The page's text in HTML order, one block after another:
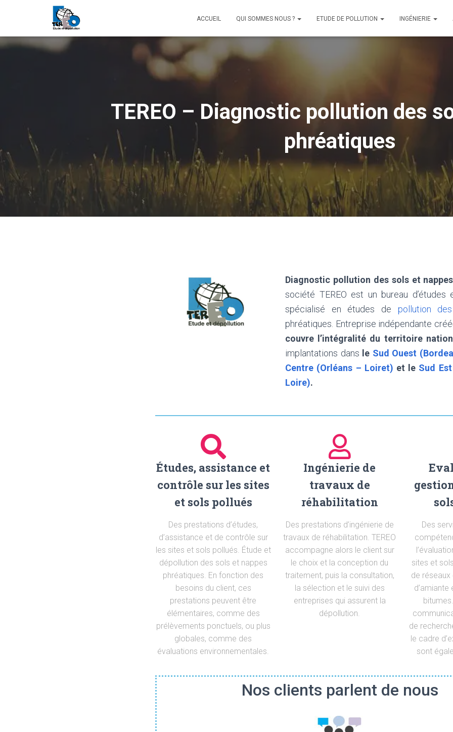
ACCUEIL QUI SOMMES NOUS ? ETUDE DE POLLUTION INGÉNIERIE
TEREO – Diagnostic pollution des
phréatiques
Diagnostic pollution des sols et
société TEREO est un bureau d’études
spécialisé en études de pollution
phréatiques. Entreprise indépendante
couvre l’intégralité du territoire
implantations dans le Sud Ouest
Centre (Orléans – Loiret) et le Sud
Loire).
Études, assistance et
contrôle sur les sites
et sols pollués
Des prestations d’études,
d’assistance et de contrôle sur
les sites et sols pollués. Étude et
dépollution des sols et nappes
phréatiques. En fonction des
besoins du client, ces
prestations peuvent être
élémentaires, comme des
prélèvements ponctuels, ou plus
globales, comme des
évaluations environnementales.
Ingénierie de
travaux de
réhabilitation
Des prestations d’ingénierie de
travaux de réhabilitation. TEREO
accompagne alors le client sur
le choix et la conception du
traitement, puis la consultation,
la sélection et le suivi des
entreprises qui assurent la
dépollution.
Des
sites et
de réseaux
d’amiante
de
le cadre
sont
Nos clients parlent de nous